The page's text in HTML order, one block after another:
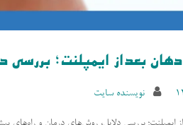
بعداز ایمپلنت؛ بررسی
نویسنده سایت
ایمپلنت؛ بررسی دلایل، روش‌های درمان و راه‌های